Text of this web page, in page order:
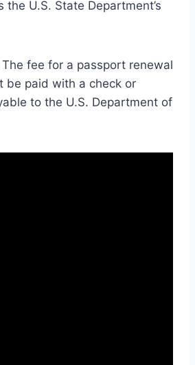
the U.S. State Department’s
fee for a passport renewal
be paid with a check or
to the U.S. Department of